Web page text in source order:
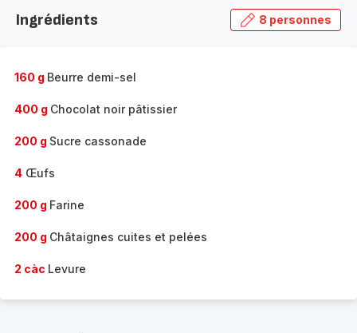
Ingrédients 8 personnes
160 g Beurre demi-sel
400 g Chocolat noir pâtissier
200 g Sucre cassonade
4 Œufs
200 g Farine
200 g Châtaignes cuites et pelées
2 càc Levure